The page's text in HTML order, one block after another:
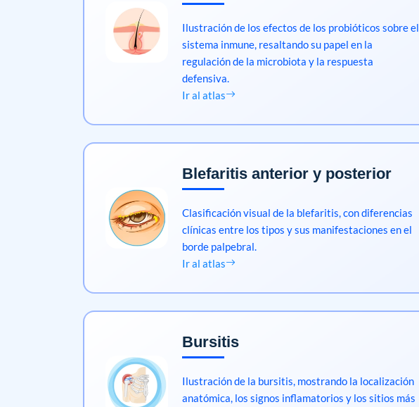
Ilustración de los efectos de los probióticos sobre el
sistema inmune, resaltando su papel en la
regulación de la microbiota y la respuesta
defensiva.
Ir al atlas
Blefaritis anterior y posterior
Clasificación visual de la blefaritis, con diferencias
clínicas entre los tipos y sus manifestaciones en el
borde palpebral.
Ir al atlas
Bursitis
Ilustración de la bursitis, mostrando la localización
anatómica, los signos inflamatorios y los sitios más